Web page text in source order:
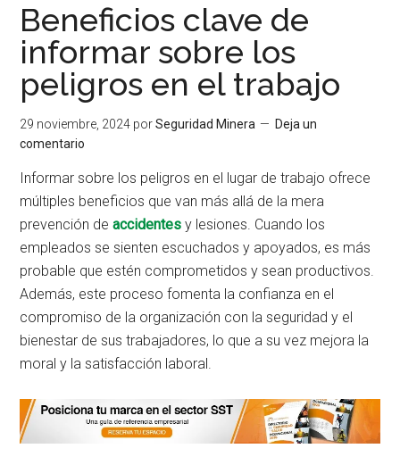
Beneficios clave de
informar sobre los
peligros en el trabajo
29 noviembre, 2024 porSeguridad Minera
Deja un
comentario
Informar sobre los peligros en el lugar de trabajo ofrece
múltiples beneficios que van más allá de la mera
prevención deaccidentes y lesiones. Cuando los
empleados se sienten escuchados y apoyados, es más
probable que estén comprometidos y sean productivos.
Además, este proceso fomenta la confianza en el
compromiso de la organización con la seguridad y el
bienestar de sus trabajadores, lo que a su vez mejora la
moral y la satisfacción laboral.